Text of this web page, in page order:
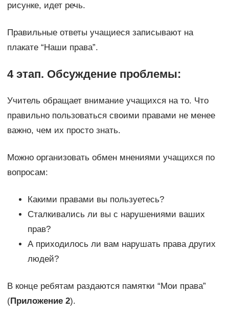
рисунке, идет речь.
Правильные ответы учащиеся записывают на
плакате “Наши права”.
4 этап. Обсуждение проблемы:
Учитель обращает внимание учащихся на то. Что
правильно пользоваться своими правами не менее
важно, чем их просто знать.
Можно организовать обмен мнениями учащихся по
вопросам:
Какими правами вы пользуетесь?
Сталкивались ли вы с нарушениями ваших
прав?
А приходилось ли вам нарушать права других
людей?
В конце ребятам раздаются памятки “Мои права”
(Приложение 2).